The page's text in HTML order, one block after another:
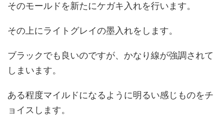
そのモールドを新たにケガキ入れを行います。
その上にライトグレイの墨入れをします。
ブラックでも良いのですが、かなり線が強調されて
しまいます。
ある程度マイルドになるように明るい感じものをチ
ョイスします。